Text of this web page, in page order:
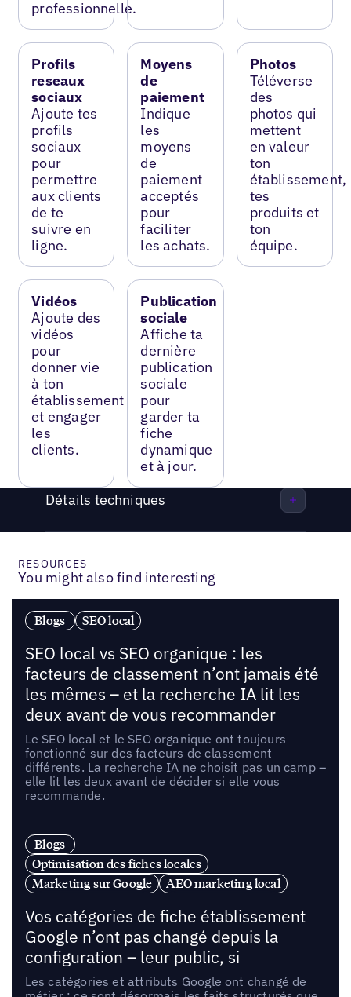
professionnelle.
Profils
reseaux
sociaux
Ajoute tes
profils
sociaux
pour
permettre
aux clients
de te
suivre en
ligne.
Moyens
de
paiement
Indique
les
moyens
de
paiement
acceptés
pour
faciliter
les achats.
Photos
Téléverse
des
photos qui
mettent
en valeur
ton
établissement,
tes
produits et
ton
équipe.
Vidéos
Ajoute des
vidéos
pour
donner vie
à ton
établissement
et engager
les
clients.
Publication
sociale
Affiche ta
dernière
publication
sociale
pour
garder ta
fiche
dynamique
et à jour.
Détails techniques
RESOURCES
You might also find interesting
Blogs SEO local
SEO local vs SEO organique : les
facteurs de classement n’ont jamais été
les mêmes – et la recherche IA lit les
deux avant de vous recommander
Le SEO local et le SEO organique ont toujours
fonctionné sur des facteurs de classement
différents. La recherche IA ne choisit pas un camp –
elle lit les deux avant de décider si elle vous
recommande.
Blogs
Optimisation des fiches locales
Marketing sur Google
AEO marketing local
Vos catégories de fiche établissement
Google n’ont pas changé depuis la
configuration – leur public, si
Les catégories et attributs Google ont changé de